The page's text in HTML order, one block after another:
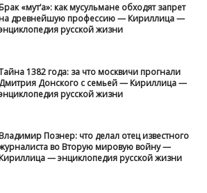
Брак «мут‘а»: как мусульмане обходят запрет
на древнейшую профессию — Кириллица —
русской жизни
1382 года: за что москвичи прогнали
Дмитрия Донского с семьей — Кириллица —
русской жизни
Владимир Познер: что делал отец известного
во Вторую мировую войну —
Кириллица — энциклопедия русской жизни